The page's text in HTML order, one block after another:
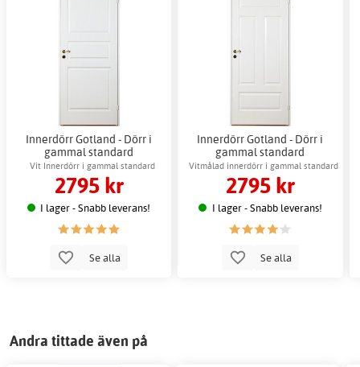
Innerdörr Gotland - Dörr i
gammal standard
Vit Innerdörr i gammal standard
2795 kr
I lager - Snabb leverans!
Se alla
Innerdörr Gotland - Dörr i
gammal standard
Vitmålad innerdörr i gammal standard
2795 kr
I lager - Snabb leverans!
Se alla
Andra tittade även på